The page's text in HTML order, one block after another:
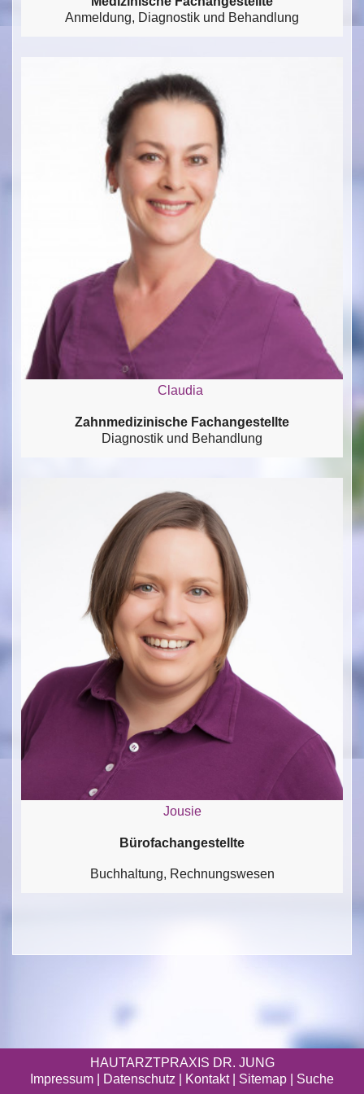
Anmeldung, Diagnostik und Behandlung
Claudia
Zahnmedizinische Fachangestellte
Diagnostik und Behandlung
Jousie
Bürofachangestellte
Buchhaltung, Rechnungswesen
HAUTARZTPRAXIS DR. JUNG
Impressum
Datenschutz | Kontakt | Sitemap Suche